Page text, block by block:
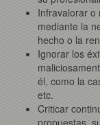
Infravalorar o
mediante la
hecho o la
Ignorar los
él, como la
etc.
Criticar
propuestas,